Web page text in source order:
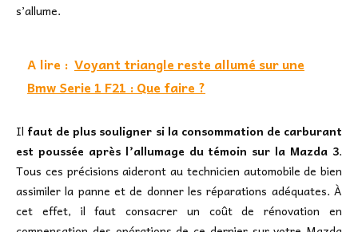
s’allume.
A lire : Voyant triangle reste allumé sur une
Bmw Serie 1 F21 : Que faire ?
Il faut de plus souligner si la consommation de carburant
est poussée après l’allumage du témoin sur la Mazda 3.
Tous ces précisions aideront au technicien automobile de bien
assimiler la panne et de donner les réparations adéquates. À
cet effet, il faut consacrer un coût de rénovation en